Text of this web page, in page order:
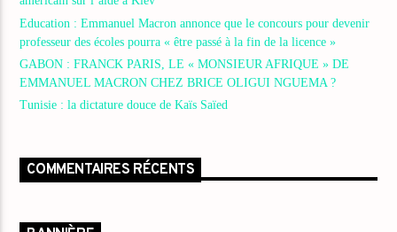
Education : Emmanuel Macron annonce que le concours pour devenir
professeur des écoles pourra « être passé à la fin de la licence »
GABON : FRANCK PARIS, LE « MONSIEUR AFRIQUE » DE
EMMANUEL MACRON CHEZ BRICE OLIGUI NGUEMA ?
Tunisie : la dictature douce de Kaïs Saïed
COMMENTAIRES RÉCENTS